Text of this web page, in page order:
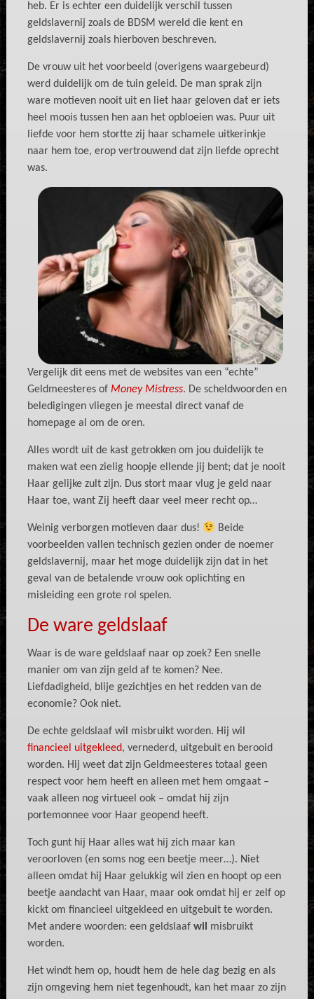
heb. Er is echter een duidelijk verschil tussen
geldslavernij zoals de BDSM wereld die kent en
geldslavernij zoals hierboven beschreven.
De vrouw uit het voorbeeld (overigens waargebeurd)
werd duidelijk om de tuin geleid. De man sprak zijn
ware motieven nooit uit en liet haar geloven dat er iets
heel moois tussen hen aan het opbloeien was. Puur uit
liefde voor hem stortte zij haar schamele uitkerinkje
naar hem toe, erop vertrouwend dat zijn liefde oprecht
was.
Vergelijk dit eens met de websites van een “echte”
Geldmeesteres of Money Mistress. De scheldwoorden en
beledigingen vliegen je meestal direct vanaf de
homepage al om de oren.
Alles wordt uit de kast getrokken om jou duidelijk te
maken wat een zielig hoopje ellende jij bent; dat je nooit
Haar gelijke zult zijn. Dus stort maar vlug je geld naar
Haar toe, want Zij heeft daar veel meer recht op…
Weinig verborgen motieven daar dus!
Beide
voorbeelden vallen technisch gezien onder de noemer
geldslavernij, maar het moge duidelijk zijn dat in het
geval van de betalende vrouw ook oplichting en
misleiding een grote rol spelen.
De ware geldslaaf
Waar is de ware geldslaaf naar op zoek? Een snelle
manier om van zijn geld af te komen? Nee.
Liefdadigheid, blije gezichtjes en het redden van de
economie? Ook niet.
De echte geldslaaf wil misbruikt worden. Hij wil
financieel uitgekleed, vernederd, uitgebuit en berooid
worden. Hij weet dat zijn Geldmeesteres totaal geen
respect voor hem heeft en alleen met hem omgaat –
vaak alleen nog virtueel ook – omdat hij zijn
portemonnee voor Haar geopend heeft.
Toch gunt hij Haar alles wat hij zich maar kan
veroorloven (en soms nog een beetje meer…). Niet
alleen omdat hij Haar gelukkig wil zien en hoopt op een
beetje aandacht van Haar, maar ook omdat hij er zelf op
kickt om financieel uitgekleed en uitgebuit te worden.
Met andere woorden: een geldslaaf wil
misbruikt
worden.
Het windt hem op, houdt hem de hele dag bezig en als
zijn omgeving hem niet tegenhoudt, kan het maar zo zijn